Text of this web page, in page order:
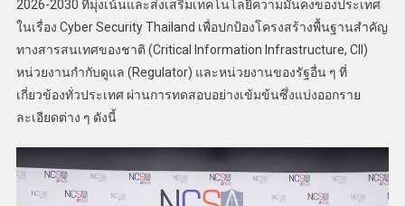
2026-2030 ที่มุ่งเน้นและส่งเสริมเทคโนโลยีความมั่นคงของประเทศ
ในเรื่อง Cyber Security Thailand เพื่อปกป้องโครงสร้างพื้นฐานสำคัญ
ทางสารสนเทศของชาติ (Critical Information Infrastructure, CII)
หน่วยงานกำกับดูแล (Regulator) และหน่วยงานของรัฐอื่น ๆ ที่
เกี่ยวข้องทั่วประเทศ ผ่านการทดสอบอย่างเข้มข้นซึ่งแบ่งออกราย
ละเอียดต่าง ๆ ดังนี้